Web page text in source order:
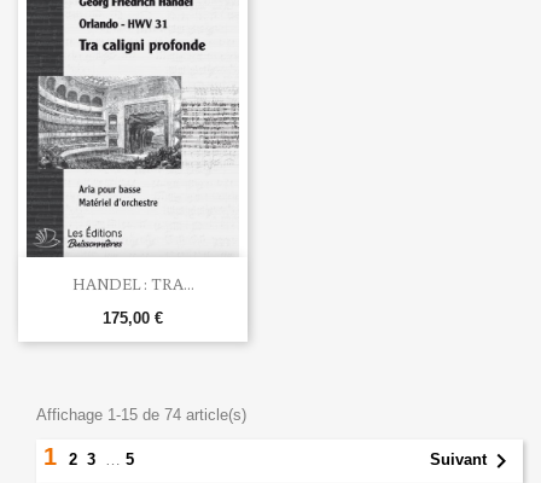
HANDEL : TRA...
175,00 €
Affichage 1-15 de 74 article(s)
1 2 3 … 5 Suivant